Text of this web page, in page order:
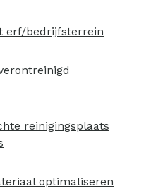
erf/bedrijfsterrein
reinigingsplaats
optimaliseren